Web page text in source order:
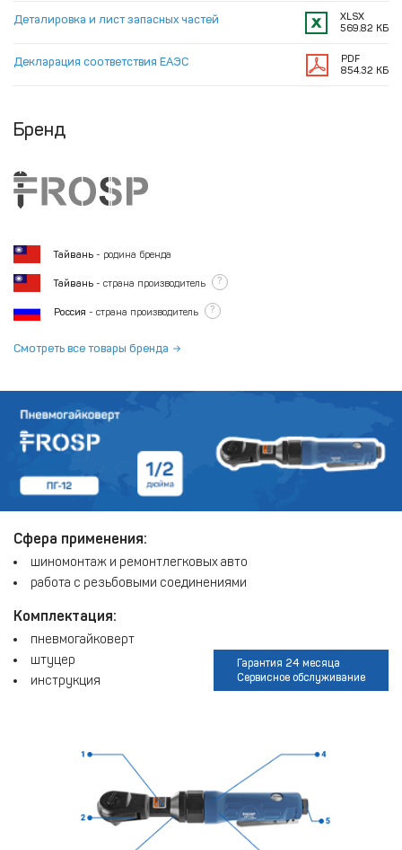
Деталировка и лист запасных частей
XLSX
569.82 КБ
Декларация соответствия ЕАЭС
PDF
854.32 КБ
Бренд
Тайвань - родина бренда
Тайвань - страна производитель ?
Россия - страна производитель ?
Смотреть все товары бренда
Сфера применения:
шиномонтаж и ремонтлегковых авто
работа с резьбовыми соединениями
Комплектация:
пневмогайковерт
штуцер
инструкция
Гарантия 24 месяца
Сервисное обслуживание